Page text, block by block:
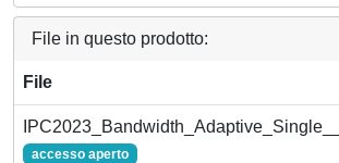
File in questo prodotto:
File
accesso aperto